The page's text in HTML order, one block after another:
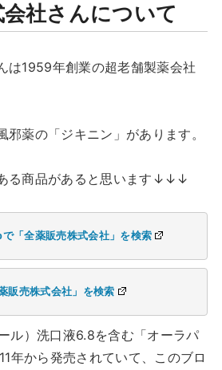
社さんについて
は1959年創業の超老舗製薬会社
邪薬の「ジキニン」があります。
る商品があると思います↓↓↓
「全薬販売株式会社」を検索
販売株式会社」を検索
ル）洗口液6.8を含む「オーラパ
年から発売されていて、このブロ